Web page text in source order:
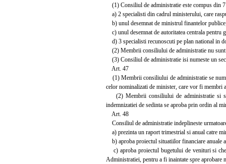
(1) Consiliul de administratie este compus din
a) 2 specialisti din cadrul ministerului, care
b) unul desemnat de ministrul finantelor
c) unul desemnat de autoritatea centrala pentru
d) 3 specialisti recunoscuti pe plan national in
(2) Membrii consiliului de administratie nu
(3) Consiliul de administratie isi numeste un
Art. 47
(1) Membrii consiliului de administratie se
celor nominalizati de minister, care vor fi membri
(2) Membrii consiliului de administratie si
indemnizatiei de sedinta se aproba prin ordin al
Art. 48
Consiliul de administratie indeplineste
a) prezinta un raport trimestrial si anual catre
b) aproba proiectul situatiilor financiare anuale
c) aproba proiectul bugetului de venituri si
Administratiei, pentru a fi inaintate spre aprobare